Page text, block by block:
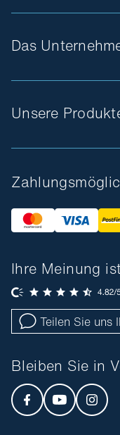
Das
Unsere
Ihre Meinung
Teilen Sie uns
Bleiben Sie in